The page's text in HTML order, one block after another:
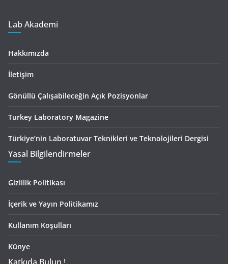
Lab Akademi
Hakkımızda
İletişim
Gönüllü Çalışabileceğin Açık Pozisyonlar
Turkey Laboratory Magazine
Türkiye’nin Laboratuvar Teknikleri ve Teknolojileri Dergisi
Yasal Bilgilendirmeler
Gizlilik Politikası
İçerik ve Yayın Politikamız
Kullanım Koşulları
Künye